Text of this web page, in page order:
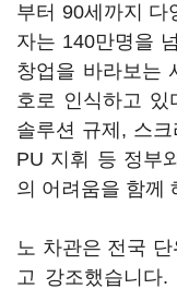
부터 90세까지 다
자는 140만명을
창업을 바라보는
호로 인식하고 있
솔루션 규제, 스
PU 지휘 등 정부
의 어려움을 함께
노 차관은 전국
고 강조했습니다